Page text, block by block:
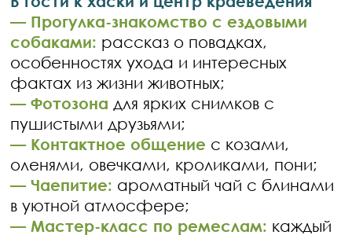
— Прогулка-знакомство с ездовыми
собаками: рассказ о повадках,
особенностях ухода и интересных
фактах из жизни животных;
— Фотозона для ярких снимков с
пушистыми друзьями;
— Контактное общение с козами,
оленями, овечками, кроликами, пони;
— Чаепитие: ароматный чай с блинами
в уютной атмосфере;
— Мастер-класс по ремеслам: каждый